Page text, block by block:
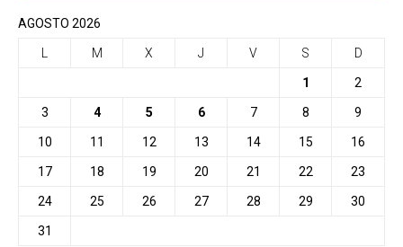
AGOSTO 2026
M X J V S D
1 2
3 4 5 6 7 8 9
10 11 12 13 14 15 16
17 18 19 20 21 22 23
24 25 26 27 28 29 30
31